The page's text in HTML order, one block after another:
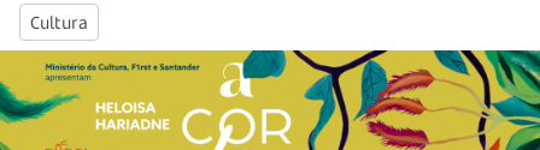
Cultura